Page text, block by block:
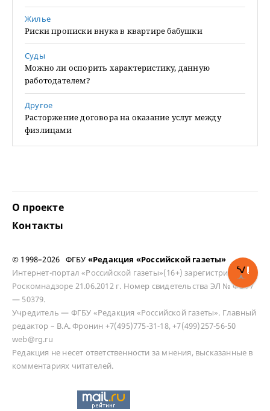
Жилье
Риски прописки внука в квартире бабушки
Суды
Можно ли оспорить характеристику, данную
работодателем?
Другое
Расторжение договора на оказание услуг между
физлицами
О проекте
Контакты
© 1998–2026 ФГБУ «Редакция «Российской газеты»
Интернет-портал «Российской газеты»(16+) зарегистрирован в
Роскомнадзоре 21.06.2012 г. Номер свидетельства ЭЛ № ФС 77
— 50379.
Учредитель — ФГБУ «Редакция «Российской газеты». Главный
редактор – В.А. Фронин +7(495)775-31-18, +7(499)257-56-50
web@rg.ru
Редакция не несет ответственности за мнения, высказанные в
комментариях читателей.